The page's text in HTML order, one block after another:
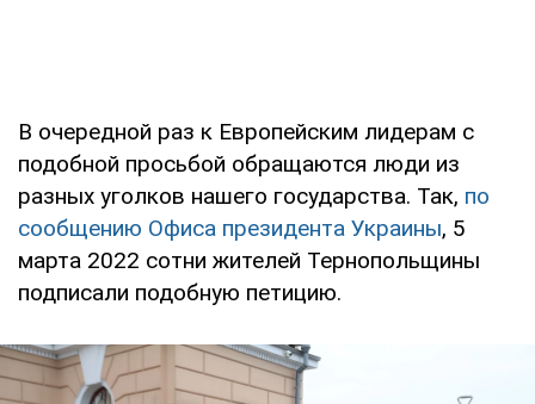
В очередной раз к Европейским лидерам с
подобной просьбой обращаются люди из
разных уголков нашего государства. Так, по
сообщению Офиса президента Украины, 5
марта 2022 сотни жителей Тернопольщины
подписали подобную петицию.